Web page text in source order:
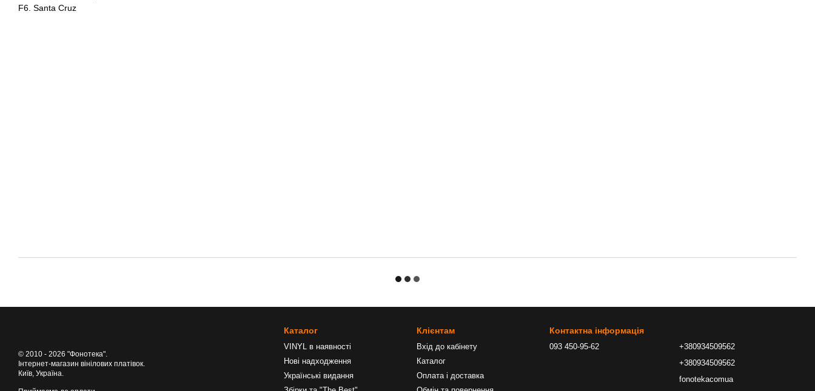
F6. Santa Cruz
© 2010 - 2026 "Фонотека".
Інтернет-магазин вінілових платівок.
Київ, Україна.
Каталог
VINYL в наявності
Нові надходження
Українські видання
Клієнтам
Вхід до кабінету
Каталог
Оплата і доставка
Контактна інформація
093 450-95-62
+380934509562
+380934509562
fonotekacomua